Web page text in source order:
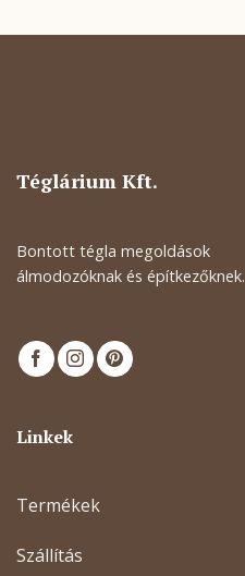
Téglárium Kft.
Bontott tégla megoldások
álmodozóknak és építkezőknek.
Linkek
Termékek
Szállítás